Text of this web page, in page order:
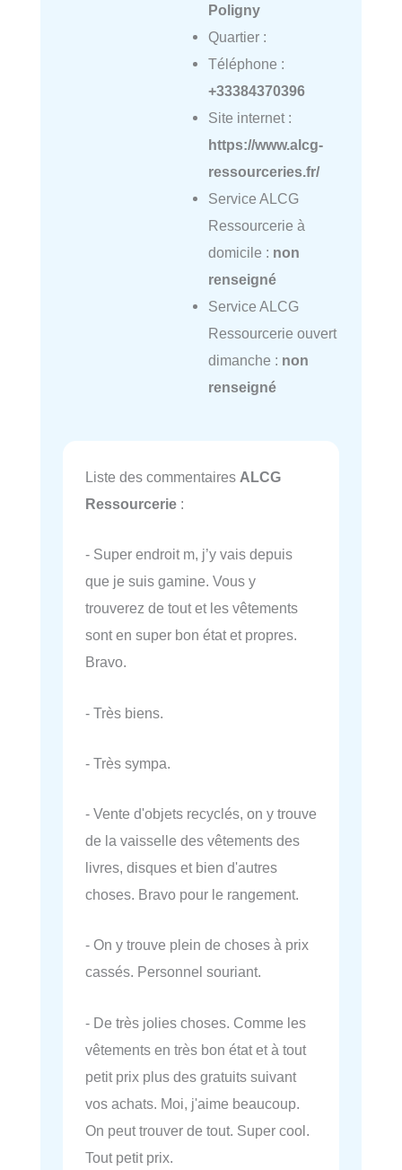
Poligny
Quartier :
Téléphone :
+33384370396
Site internet :
https://www.alcg-
ressourceries.fr/
Service ALCG
Ressourcerie à
domicile : non
renseigné
Service ALCG
Ressourcerie ouvert
dimanche : non
renseigné
Liste des commentaires ALCG
Ressourcerie :
- Super endroit m, j’y vais depuis
que je suis gamine. Vous y
trouverez de tout et les vêtements
sont en super bon état et propres.
Bravo.
- Très biens.
- Très sympa.
- Vente d'objets recyclés, on y trouve
de la vaisselle des vêtements des
livres, disques et bien d'autres
choses. Bravo pour le rangement.
- On y trouve plein de choses à prix
cassés. Personnel souriant.
- De très jolies choses. Comme les
vêtements en très bon état et à tout
petit prix plus des gratuits suivant
vos achats. Moi, j'aime beaucoup.
On peut trouver de tout. Super cool.
Tout petit prix.